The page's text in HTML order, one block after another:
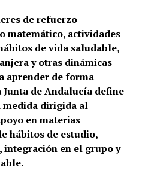
de refuerzo
matemático, actividades
de vida saludable,
y otras dinámicas
aprender de forma
de Andalucía define
medida dirigida al
en materias
hábitos de estudio,
en el grupo y